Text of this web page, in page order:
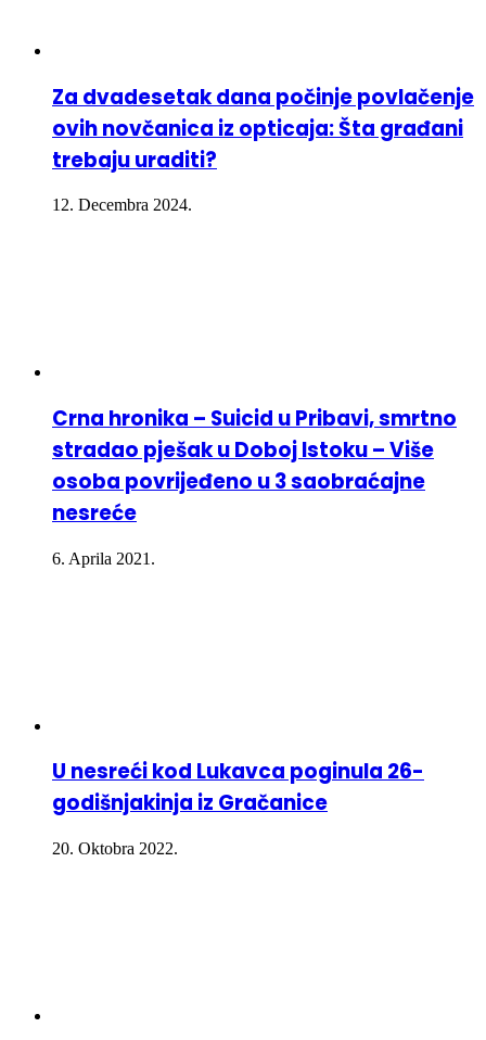
Za dvadesetak dana počinje povlačenje
ovih novčanica iz opticaja: Šta građani
trebaju uraditi?
12. Decembra 2024.
Crna hronika – Suicid u Pribavi, smrtno
stradao pješak u Doboj Istoku – Više
osoba povrijeđeno u 3 saobraćajne
nesreće
6. Aprila 2021.
U nesreći kod Lukavca poginula 26-
godišnjakinja iz Gračanice
20. Oktobra 2022.